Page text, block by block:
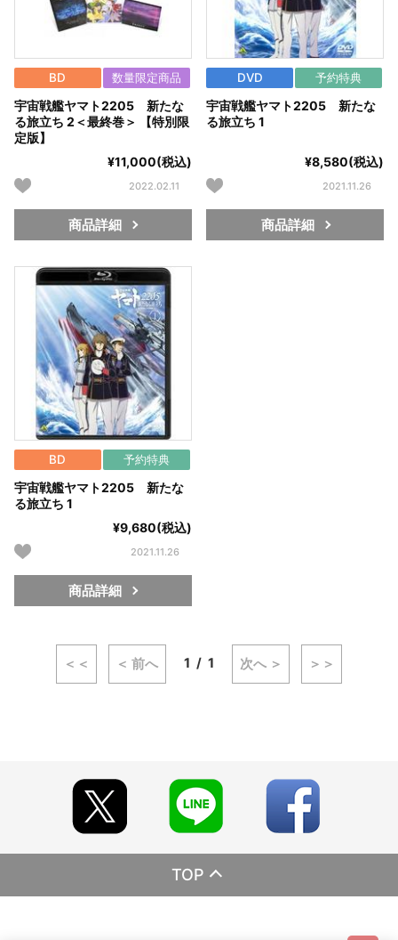
BD 数量限定商品
宇宙戦艦ヤマト2205 新たな
る旅立ち 2＜最終巻＞ 【特別限
定版】
¥11,000(税込)
2022.02.11
商品詳細
DVD 予約特典
宇宙戦艦ヤマト2205 新たな
る旅立ち 1
¥8,580(税込)
2021.11.26
商品詳細
BD 予約特典
宇宙戦艦ヤマト2205 新たな
る旅立ち 1
¥9,680(税込)
2021.11.26
商品詳細
＜＜ ＜ 前へ 1 1 次へ ＞ ＞＞
TOP